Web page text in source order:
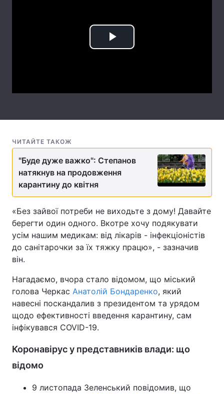
Тема оформлення
Play
ЧИТАЙТЕ ТАКОЖ
"Буде дуже важко": Степанов
натякнув на продовження
карантину до квітня
«Без зайвої потреби не виходьте з дому! Давайте
берегти один одного. Вкотре хочу подякувати
усім нашим медикам: від лікарів - інфекціоністів
до санітарочки за їх тяжку працю», - зазначив
він.
Нагадаємо, вчора стало відомом, що міський
голова Черкас Анатолій Бондаренко, який
навесні поскандалив з президентом та урядом
щодо ефективності введення карантину, сам
інфікувався COVID-19.
Коронавірус у представників влади: що
відомо
9 листопада Зеленський повідомив, що